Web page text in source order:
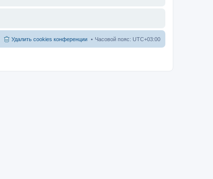
Часовой пояс: UTC+03:00
Удалить cookies конференции